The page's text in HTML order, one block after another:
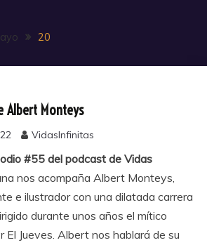
20
Albert Monteys
VidasInfinitas
#55 del podcast de Vidas
nos acompaña Albert Monteys,
e ilustrador con una dilatada carrera
durante unos años el mítico
El Jueves. Albert nos hablará de su